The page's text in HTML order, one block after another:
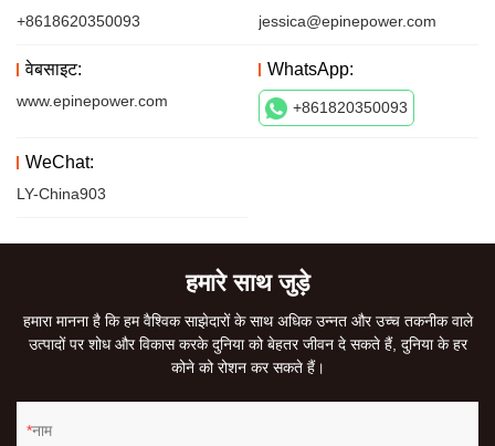
+8618620350093 jessica@epinepower.com
वेबसाइट:
www.epinepower.com
WhatsApp:
+861820350093
WeChat:
LY-China903
हमारे साथ जुड़े
हमारा मानना ​​है कि हम वैश्विक साझेदारों के साथ अधिक उन्नत और उच्च तकनीक वाले
उत्पादों पर शोध और विकास करके दुनिया को बेहतर जीवन दे सकते हैं, दुनिया के हर
कोने को रोशन कर सकते हैं।
नाम